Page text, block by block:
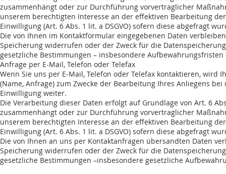
zusammenhängt oder zur Durchführung vorvertraglicher
unserem berechtigten Interesse an der effektiven Bearbeitung
Einwilligung (Art. 6 Abs. 1 lit. a DSGVO) sofern diese abgefragt
Die von Ihnen im Kontaktformular eingegebenen Daten
Speicherung widerrufen oder der Zweck für die
gesetzliche Bestimmungen – insbesondere
Anfrage per E-Mail, Telefon oder Telefax
Wenn Sie uns per E-Mail, Telefon oder Telefax kontaktieren,
(Name, Anfrage) zum Zwecke der Bearbeitung Ihres Anliegens
Einwilligung weiter.
Die Verarbeitung dieser Daten erfolgt auf Grundlage von Art. 6
zusammenhängt oder zur Durchführung vorvertraglicher
unserem berechtigten Interesse an der effektiven Bearbeitung
Einwilligung (Art. 6 Abs. 1 lit. a DSGVO) sofern diese abgefragt
Die von Ihnen an uns per Kontaktanfragen übersandten Daten
Speicherung widerrufen oder der Zweck für die
gesetzliche Bestimmungen –insbesondere gesetzliche